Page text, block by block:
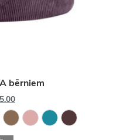
bērniem